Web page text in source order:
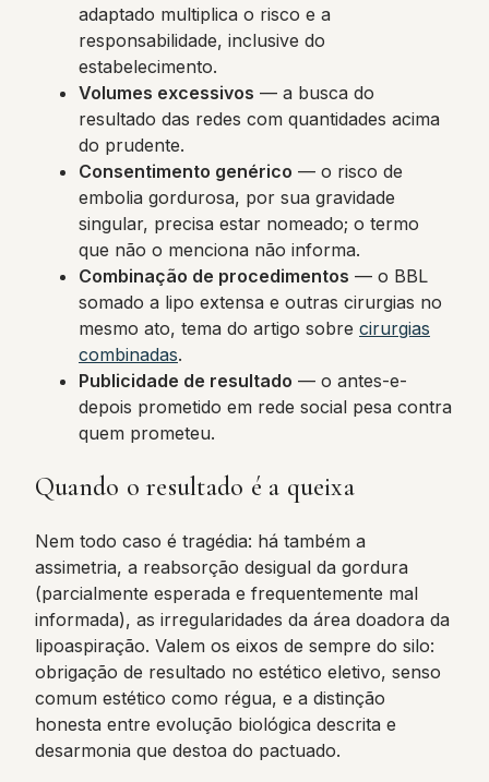
adaptado multiplica o risco e a
responsabilidade, inclusive do
estabelecimento.
Volumes excessivos — a busca do
resultado das redes com quantidades acima
do prudente.
Consentimento genérico — o risco de
embolia gordurosa, por sua gravidade
singular, precisa estar nomeado; o termo
que não o menciona não informa.
Combinação de procedimentos — o BBL
somado a lipo extensa e outras cirurgias no
mesmo ato, tema do artigo sobre cirurgias
combinadas.
Publicidade de resultado — o antes-e-
depois prometido em rede social pesa contra
quem prometeu.
Quando o resultado é a queixa
Nem todo caso é tragédia: há também a
assimetria, a reabsorção desigual da gordura
(parcialmente esperada e frequentemente mal
informada), as irregularidades da área doadora da
lipoaspiração. Valem os eixos de sempre do silo:
obrigação de resultado no estético eletivo, senso
comum estético como régua, e a distinção
honesta entre evolução biológica descrita e
desarmonia que destoa do pactuado.